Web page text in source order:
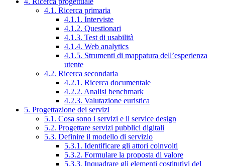
4.1. Ricerca primaria
4.1.1. Interviste
4.1.2. Questionari
4.1.3. Test di usabilità
4.1.4. Web analytics
4.1.5. Strumenti di mappatura dell’esperienza
utente
4.2. Ricerca secondaria
4.2.1. Ricerca documentale
4.2.2. Analisi benchmark
4.2.3. Valutazione euristica
5. Progettazione dei servizi
5.1. Cosa sono i servizi e il service design
5.2. Progettare servizi pubblici digitali
5.3. Definire il modello di servizio
5.3.1. Identificare gli attori coinvolti
5.3.2. Formulare la proposta di valore
5.3.3. Inquadrare gli elementi costitutivi del